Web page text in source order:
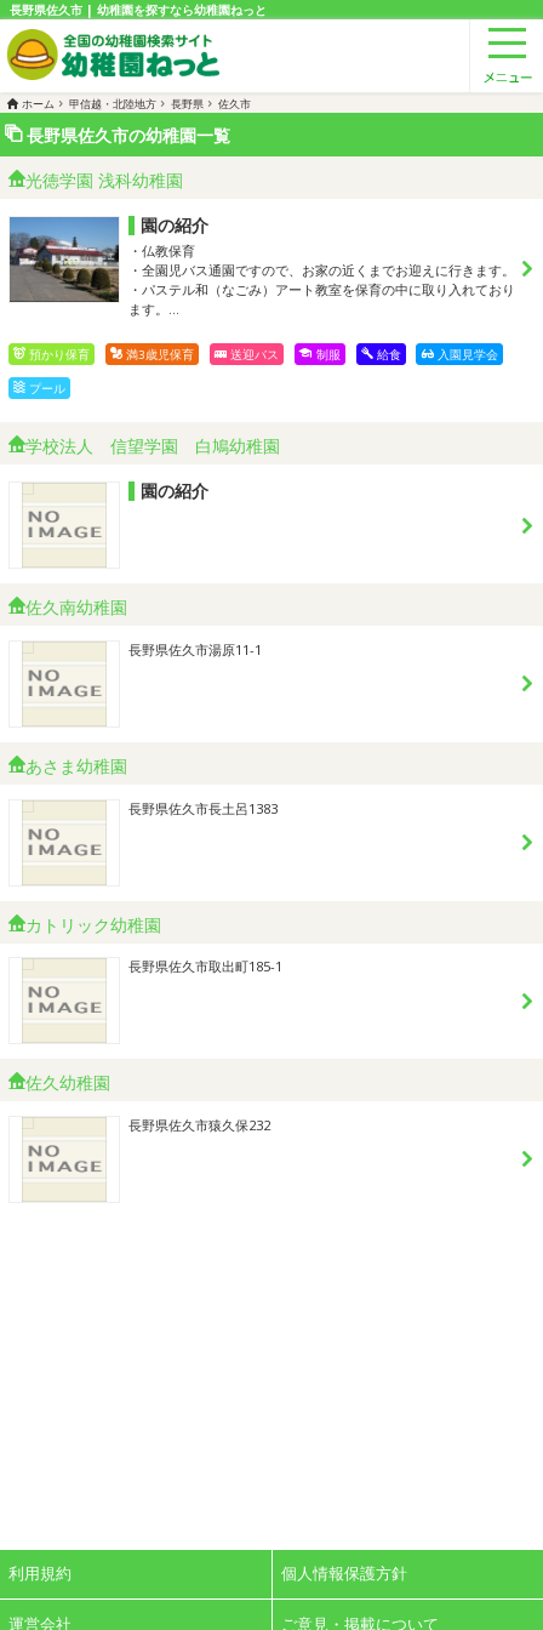
長野県佐久市 | 幼稚園を探すなら幼稚園ねっと
ホーム 甲信越・北陸地方 長野県 佐久市
長野県佐久市の幼稚園一覧
光徳学園 浅科幼稚園
園の紹介
・仏教保育
・全園児バス通園ですので、お家の近くまでお迎えに行きます。
・パステル和（なごみ）アート教室を保育の中に取り入れており
ます。…
預かり保育 満3歳児保育 送迎バス 制服 給食 入園見学会
プール
学校法人 信望学園 白鳩幼稚園
園の紹介
佐久南幼稚園
長野県佐久市湯原11-1
あさま幼稚園
長野県佐久市長土呂1383
カトリック幼稚園
長野県佐久市取出町185-1
佐久幼稚園
長野県佐久市猿久保232
利用規約 個人情報保護方針
運営会社 ご意見・掲載について